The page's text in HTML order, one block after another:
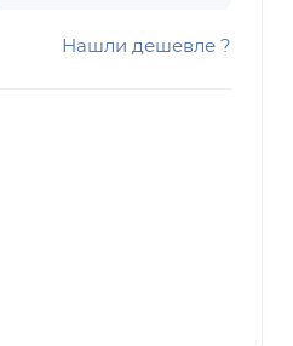
Нашли дешевле ?